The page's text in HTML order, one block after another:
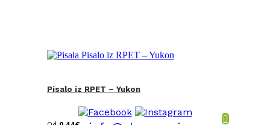
Pisalo iz RPET – Yukon